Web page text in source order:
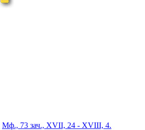
Мф., 73 зач., XVII, 24 - XVIII, 4.